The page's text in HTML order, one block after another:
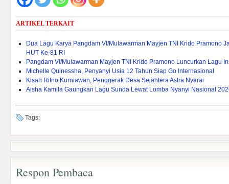
ARTIKEL TERKAIT
Dua Lagu Karya Pangdam VI/Mulawarman Mayjen TNI Krido Pramono
HUT Ke-81 RI
Pangdam VI/Mulawarman Mayjen TNI Krido Pramono Luncurkan Lagu
Michelle Quinessha, Penyanyi Usia 12 Tahun Siap Go Internasional
Kisah Ritno Kurniawan, Penggerak Desa Sejahtera Astra Nyarai
Aisha Kamila Gaungkan Lagu Sunda Lewat Lomba Nyanyi Nasional
Tags:
Respon Pembaca